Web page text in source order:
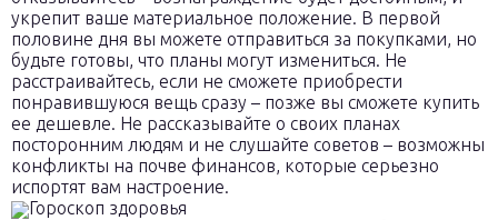
укрепит ваше материальное положение. В первой
половине дня вы можете отправиться за покупками, но
будьте готовы, что планы могут измениться. Не
расстраивайтесь, если не сможете приобрести
понравившуюся вещь сразу – позже вы сможете купить
ее дешевле. Не рассказывайте о своих планах
посторонним людям и не слушайте советов – возможны
конфликты на почве финансов, которые серьезно
испортят вам настроение.
Гороскоп здоровья